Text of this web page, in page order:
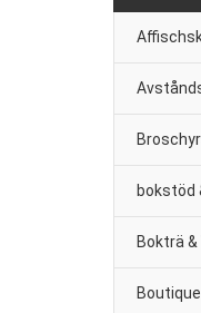
bokstöd
Bokträ